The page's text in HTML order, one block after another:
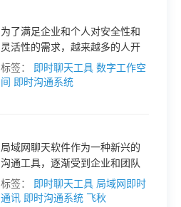
为了满足企业和个人对安全性和
灵活性的需求，越来越多的人开
始关注可以自己配置服务器的聊
天软件。
标签： 即时聊天工具 数字工作空
间
即时沟通系统
局域网聊天软件作为一种新兴的
沟通工具，逐渐受到企业和团队
的青睐。本文将推荐几款类似飞
秋的局域网聊天软件，仅供参
标签： 即时聊天工具 局域网即时
通讯 即时沟通系统 飞秋